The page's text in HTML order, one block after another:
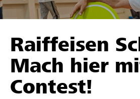
Unterstützen
Hilfe & Support
Projekte und Organisationen finden
Raiffeisen
Mach hier
Contest!